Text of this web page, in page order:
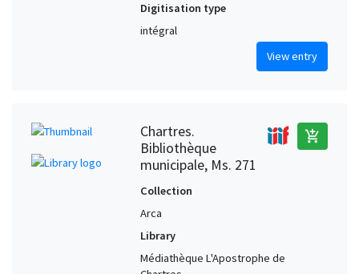
Digitisation type
intégral
View entry
Chartres.
Bibliothèque
municipale, Ms. 271
add_shopping_cart
Collection
Arca
Library
Médiathèque L'Apostrophe de